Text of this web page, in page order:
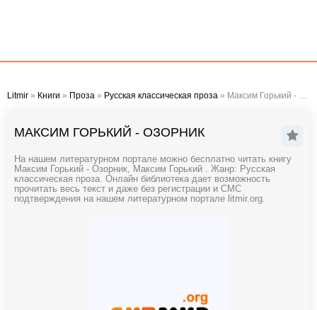
Litmir » Книги » Проза » Русская классическая проза » Максим Горький - Озорник
МАКСИМ ГОРЬКИЙ - ОЗОРНИК
На нашем литературном портале можно бесплатно читать книгу
Максим Горький - Озорник, Максим Горький . Жанр: Русская
классическая проза. Онлайн библиотека дает возможность
прочитать весь текст и даже без регистрации и СМС
подтверждения на нашем литературном портале litmir.org.